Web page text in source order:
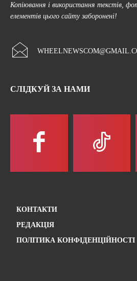
Копіювання і використання текстів,
елементів цього сайту заборонені!
СЛІДКУЙ ЗА НАМИ
КОНТАКТИ
РЕДАКЦІЯ
ПОЛІТИКА КОНФІДЕНЦІЙНОСТІ